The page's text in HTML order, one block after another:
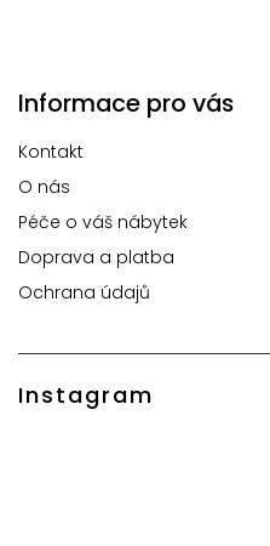
Informace pro vás
Kontakt
O nás
Péče o váš nábytek
Doprava a platba
Ochrana údajů
Instagram